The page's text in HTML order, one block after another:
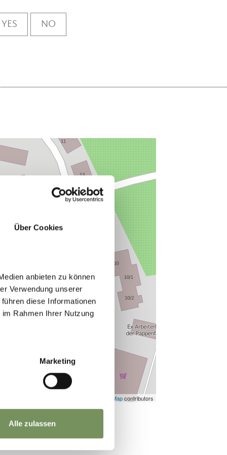
Über Cookies
anbieten zu können
Verwendung unserer
diese Informationen
Rahmen Ihrer Nutzung
Marketing
Alle zulassen
YES NO
OpenStreetMapcontributors